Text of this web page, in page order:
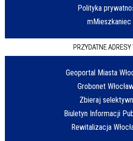
Polityka
mMieszkaniec
PRZYDATNE
Geoportal Miasta
Grobonet
Zbieraj
Biuletyn Informacji
Rewitalizacja